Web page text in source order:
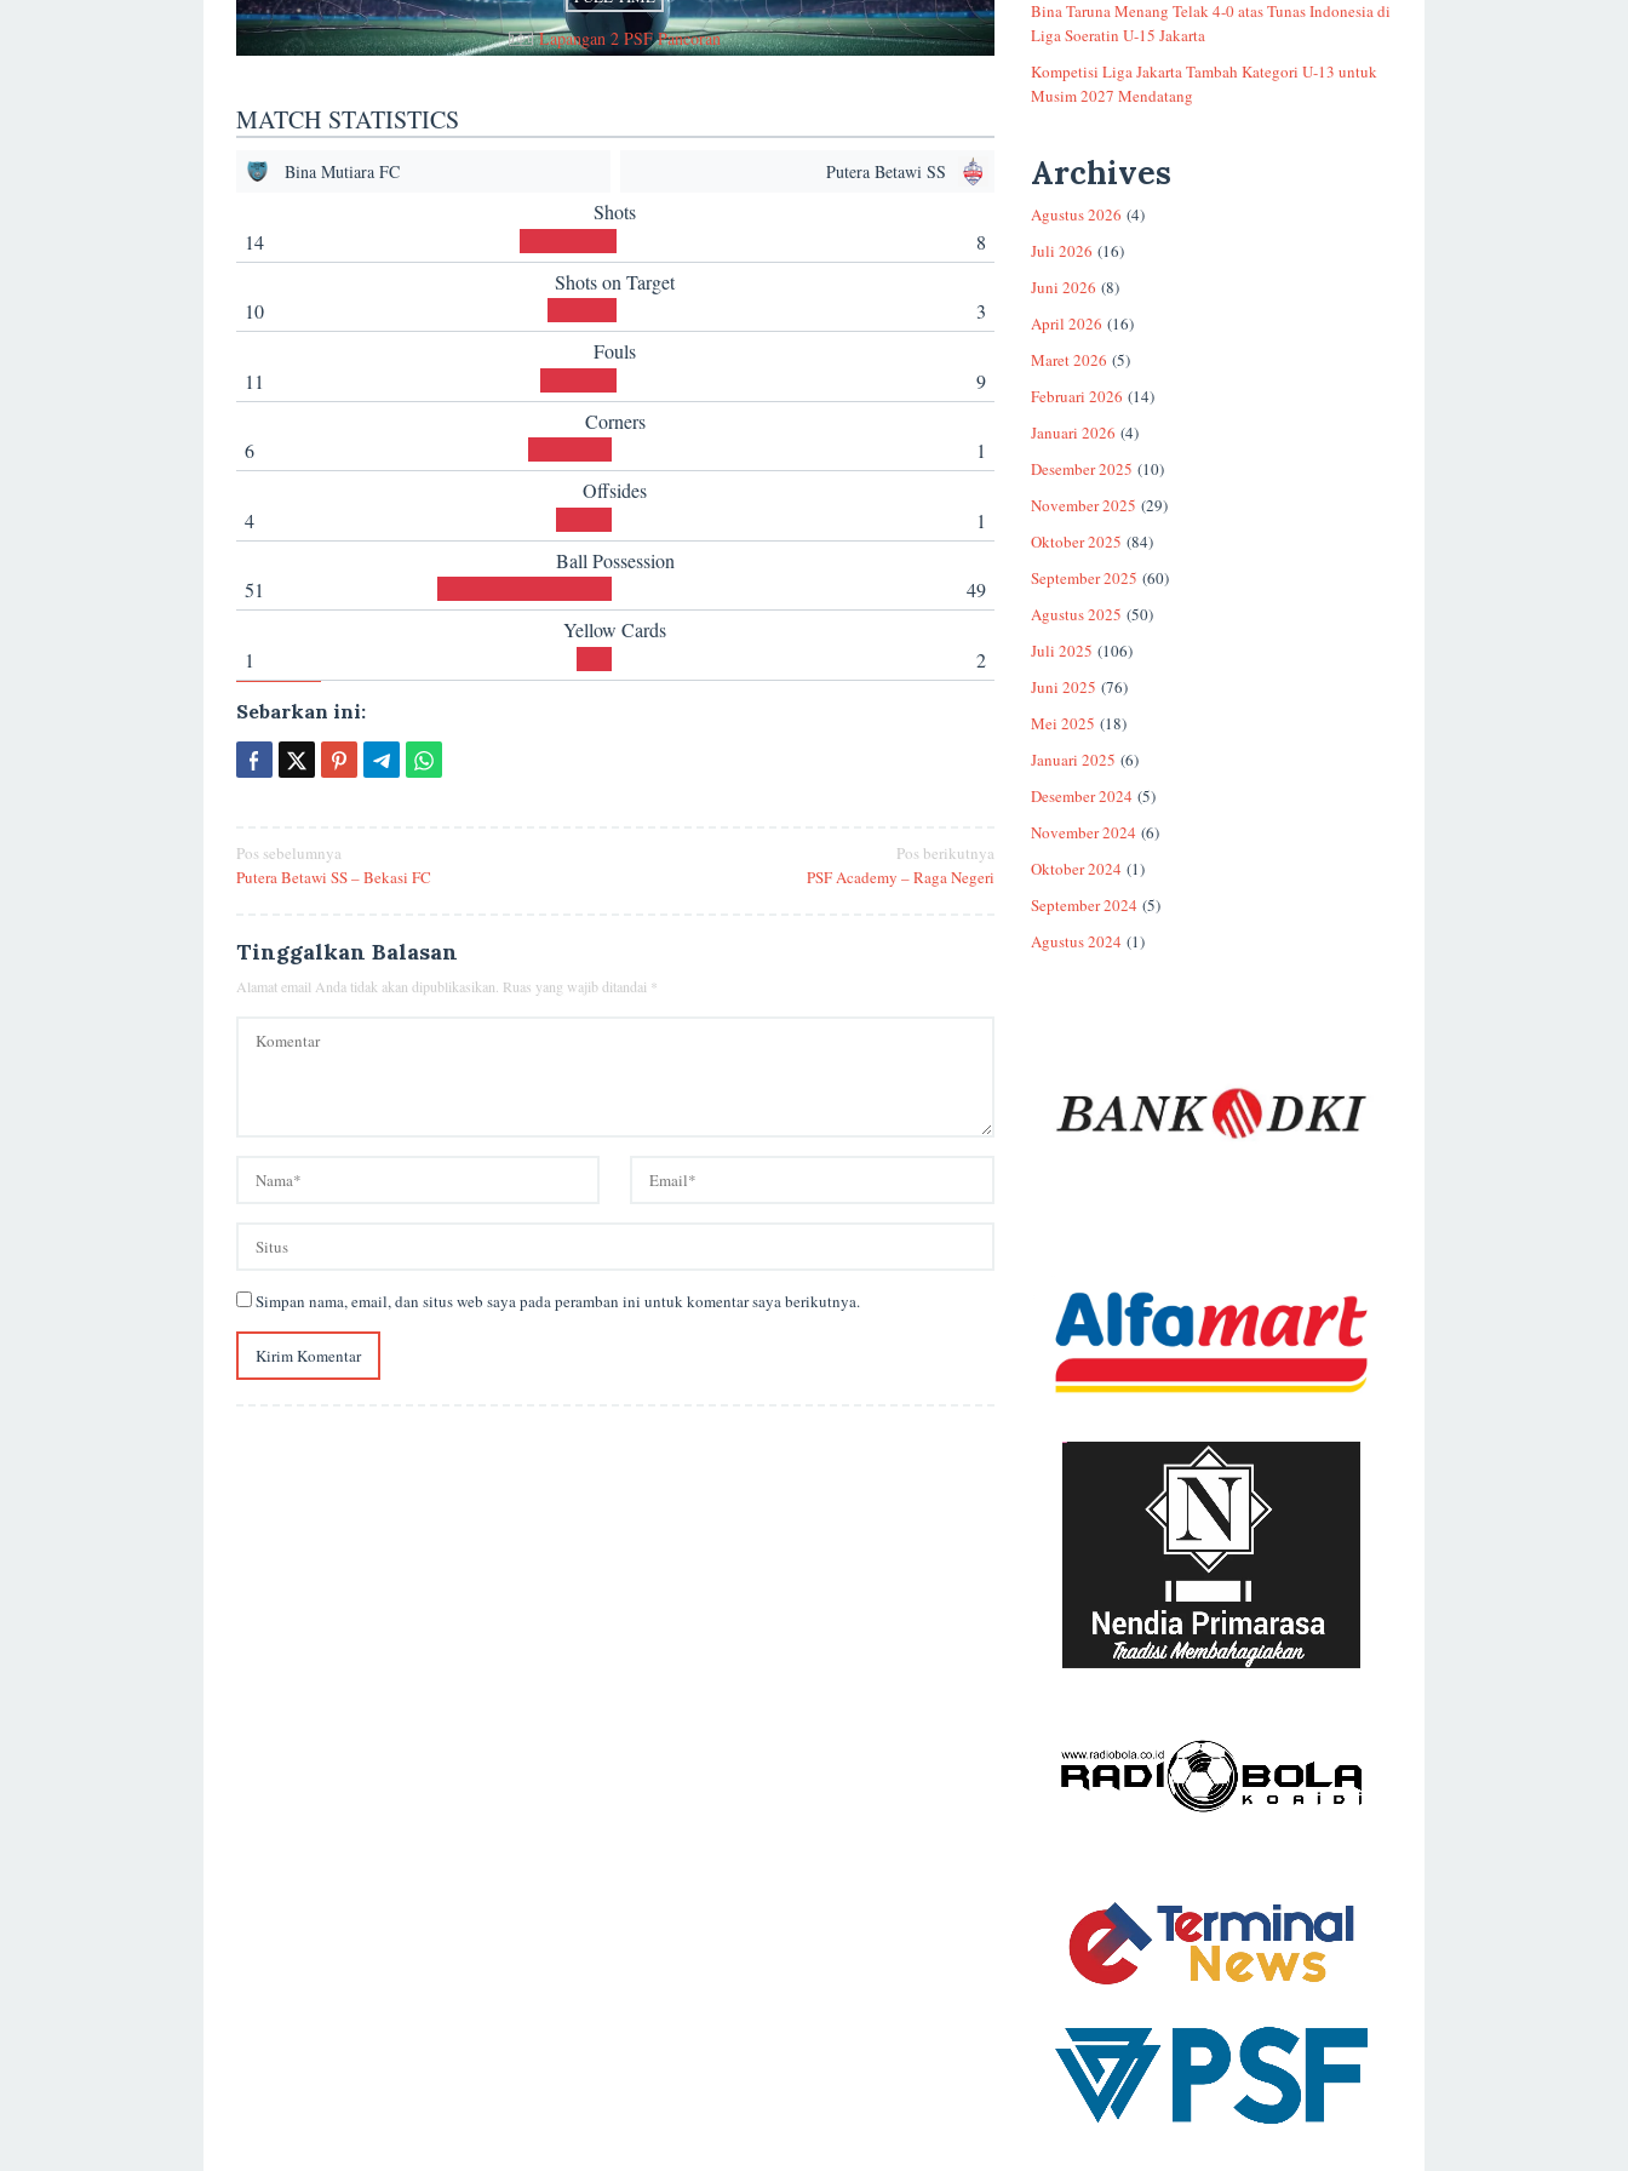
Lapangan 2 PSF Pancoran
MATCH STATISTICS
Bina Mutiara FC Putera Betawi SS
Shots
14
8
Shots on Target
10
3
Fouls
11
9
Corners
6
1
Offsides
4
1
Ball Possession
51
49
Yellow Cards
1
2
Sebarkan ini:
Navigasi
pos
Pos sebelumnya
Putera Betawi SS – Bekasi FC
Pos berikutnya
PSF Academy – Raga Negeri
Tinggalkan Balasan
Alamat email Anda tidak akan dipublikasikan. Ruas yang wajib ditandai *
Simpan nama, email, dan situs web saya pada peramban ini untuk komentar saya berikutnya.
Bina Taruna Menang Telak 4-0 atas Tunas Indonesia di
Liga Soeratin U-15 Jakarta
Kompetisi Liga Jakarta Tambah Kategori U-13 untuk
Musim 2027 Mendatang
Archives
Agustus 2026 (4)
Juli 2026 (16)
Juni 2026 (8)
April 2026 (16)
Maret 2026 (5)
Februari 2026 (14)
Januari 2026 (4)
Desember 2025 (10)
November 2025 (29)
Oktober 2025 (84)
September 2025 (60)
Agustus 2025 (50)
Juli 2025 (106)
Juni 2025 (76)
Mei 2025 (18)
Januari 2025 (6)
Desember 2024 (5)
November 2024 (6)
Oktober 2024 (1)
September 2024 (5)
Agustus 2024 (1)